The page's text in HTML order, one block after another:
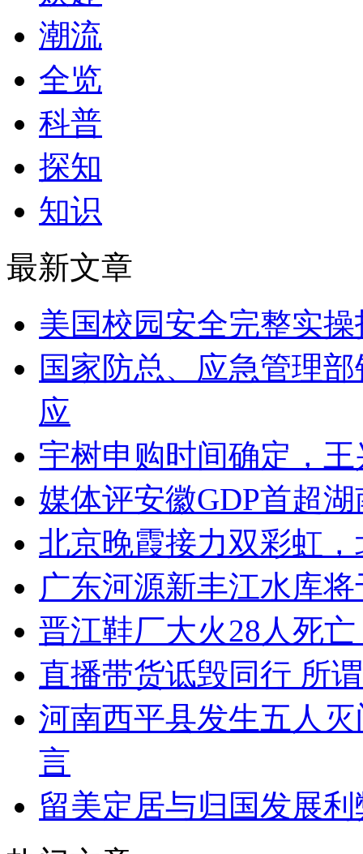
潮流
全览
科普
探知
知识
最新文章
美国校园安全完整实操
国家防总、应急管理
应
宇树申购时间确定，
媒体评安徽GDP首超
北京晚霞接力双彩虹
广东河源新丰江水库
晋江鞋厂大火28人死
直播带货诋毁同行 所
河南西平县发生五人
言
留美定居与归国发展